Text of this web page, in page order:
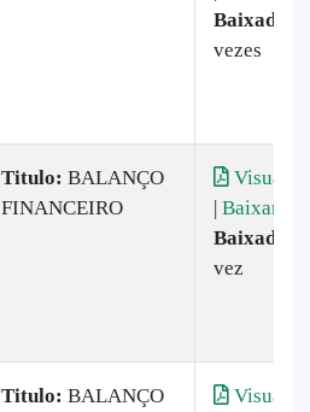
Baixado:
vezes
Titulo: BALANÇO
FINANCEIRO
| Baixar
Baixado:
vez
Titulo: BALANÇO